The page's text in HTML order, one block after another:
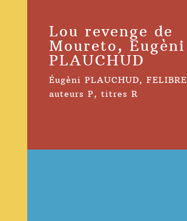
Lou revenge de
Moureto, Eugèni
PLAUCHUD
Éugèni PLAUCHUD, FELIBRE
auteurs P, titres R